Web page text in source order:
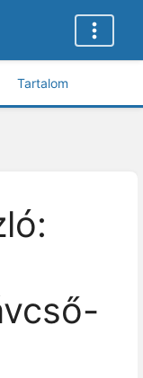
Tartalom